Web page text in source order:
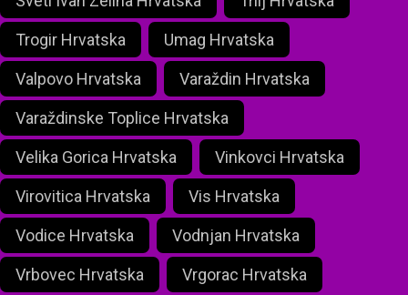
Trogir Hrvatska Umag Hrvatska
Valpovo Hrvatska Varaždin Hrvatska
Varaždinske Toplice Hrvatska
Velika Gorica Hrvatska Vinkovci Hrvatska
Virovitica Hrvatska Vis Hrvatska
Vodice Hrvatska Vodnjan Hrvatska
Vrbovec Hrvatska Vrgorac Hrvatska